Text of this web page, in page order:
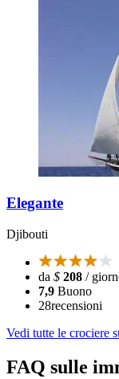
Elegante
Djibouti
da $ 208 /
7,9 Buono
28recensioni
Vedi tutte le crociere
FAQ sulle